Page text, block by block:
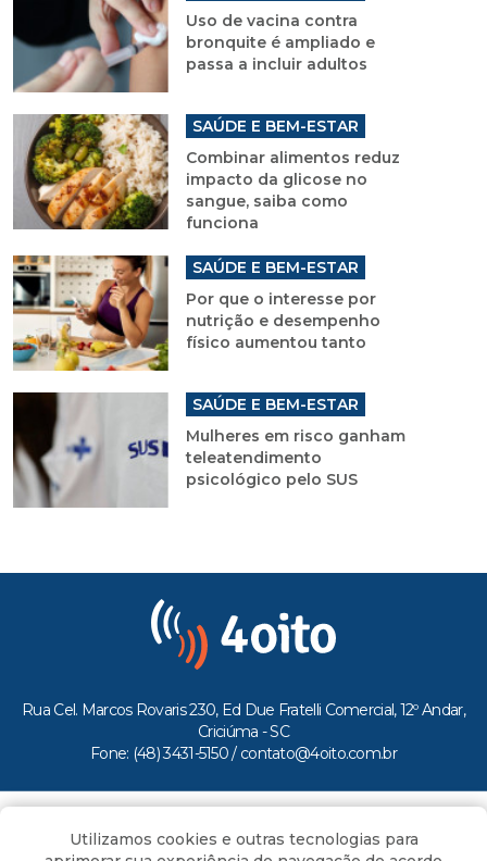
Uso de vacina contra
bronquite é ampliado e
passa a incluir adultos
SAÚDE E BEM-ESTAR
Combinar alimentos reduz
impacto da glicose no
sangue, saiba como
funciona
SAÚDE E BEM-ESTAR
Por que o interesse por
nutrição e desempenho
físico aumentou tanto
SAÚDE E BEM-ESTAR
Mulheres em risco ganham
teleatendimento
psicológico pelo SUS
Rua Cel. Marcos Rovaris 230, Ed Due Fratelli Comercial, 12º Andar,
Criciúma - SC
Fone: (48) 3431-5150 / contato@4oito.com.br
Todos os direitos reservados ao Portal 4oito
Utilizamos cookies e outras tecnologias para